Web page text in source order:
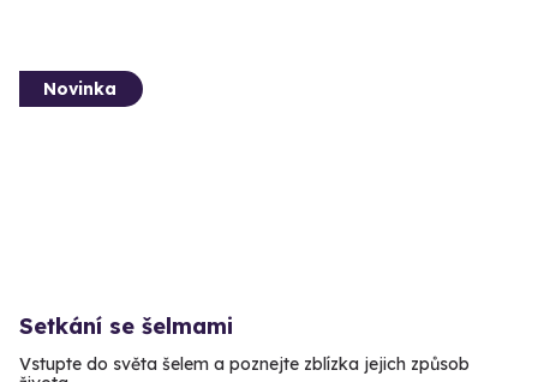
Novinka
Setkání se šelmami
Vstupte do světa šelem a poznejte zblízka jejich způsob